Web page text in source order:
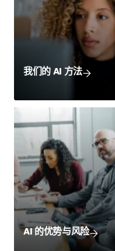
我们的 AI 方法
AI 的优势与风险